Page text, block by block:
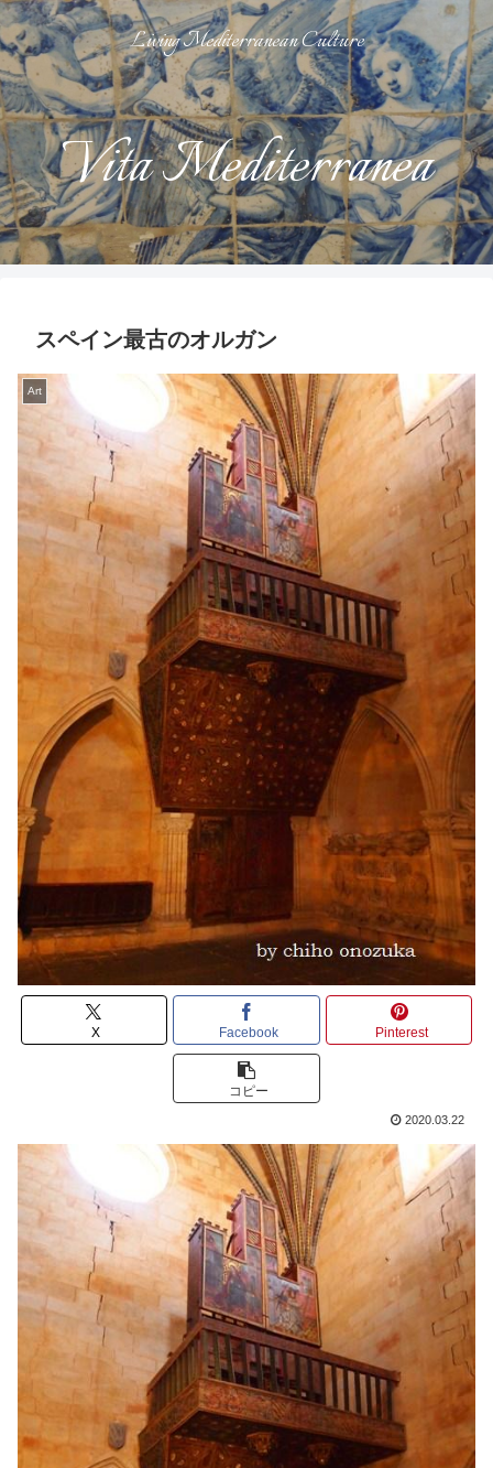
Living Mediterranean Culture
Vita Mediterranea
スペイン最古のオルガン
Art
X Facebook Pinterest
コピー
2020.03.22